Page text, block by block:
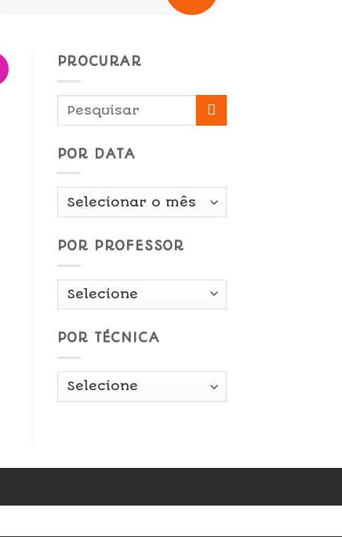
PROCURAR
POR DATA
Por
POR PROFESSOR
POR TÉCNICA